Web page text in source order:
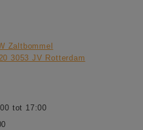
Zaltbommel
3053 JV Rotterdam
tot 17:00